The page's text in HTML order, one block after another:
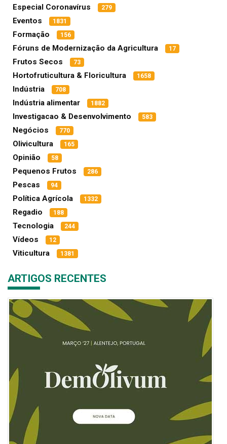
Especial Coronavírus 279
Eventos 1831
Formação 156
Fóruns de Modernização da Agricultura 17
Frutos Secos 73
Hortofruticultura & Floricultura 1658
Indústria 708
Indústria alimentar 1882
Investigacao & Desenvolvimento 583
Negócios 770
Olivicultura 165
Opinião 58
Pequenos Frutos 286
Pescas 94
Política Agrícola 1332
Regadio 188
Tecnologia 244
Vídeos 12
Viticultura 1381
ARTIGOS RECENTES